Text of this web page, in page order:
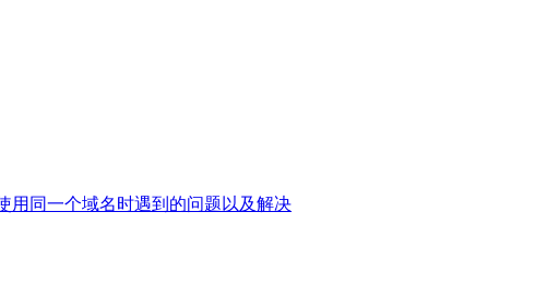
用同一个域名时遇到的问题以及解决